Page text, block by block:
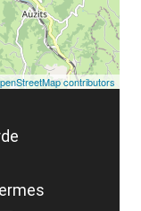
contributors